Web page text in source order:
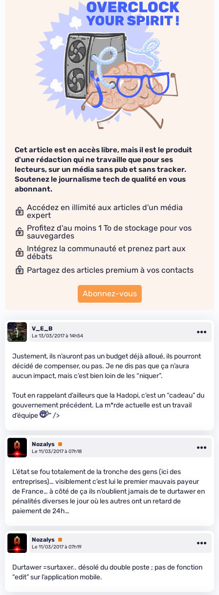
Cet article est en accès libre, mais il est le produit
d'une rédaction qui ne travaille que pour ses
lecteurs, sur un média sans pub et sans tracker.
Soutenez le journalisme tech de qualité en vous
abonnant.
Accédez en illimité aux articles d'un média
expert
Profitez d'au moins 1 To de stockage pour vos
sauvegardes
Intégrez la communauté et prenez part aux
débats
Partagez des articles premium à vos contacts
Abonnez-vous
V_E_B
Le 13/03/2017 à 14h54
Justement, ils n’auront pas un budget déjà alloué, ils pourront
décidé de compenser, ou pas. Je ne dis pas que ça n’aura
aucun impact, mais c’est bien loin de les “niquer”.
Tout en rappelant d’ailleurs que la Hadopi, c’est un “cadeau” du
gouvernement précédent. La m*rde actuelle est un travail
d’équipe
" />
Nozalys Premium
Le 11/03/2017 à 07h18
L’état se fou totalement de la tronche des gens (ici des
entreprises)… visiblement c’est lui le premier mauvais payeur
de France… à côté de ça ils n’oublient jamais de te durtawer en
pénalités diverses le jour où les autres ont un retard de
paiement de 24h…
Nozalys Premium
Le 11/03/2017 à 07h19
Durtawer =surtaxer.. désolé du double poste ; pas de fonction
“edit” sur l’application mobile.